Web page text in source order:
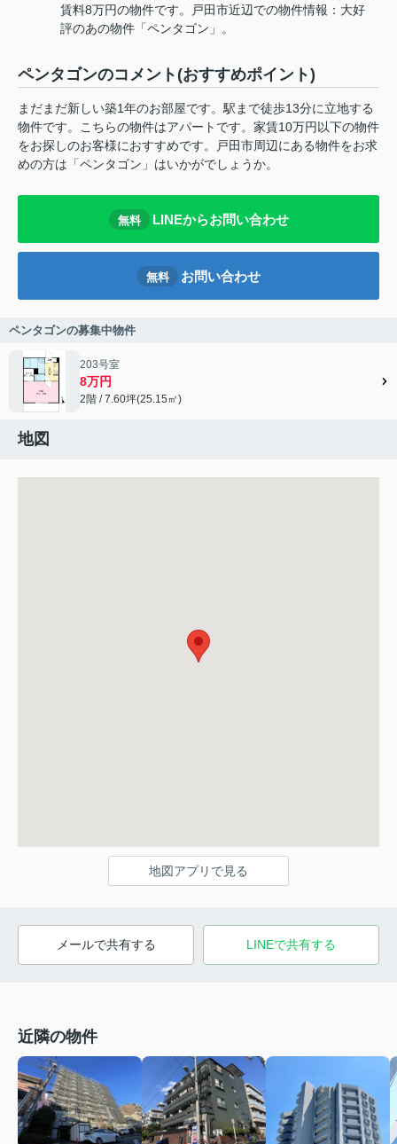
賃料8万円の物件です。戸田市近辺での物件情報：大好
評のあの物件「ペンタゴン」。
ペンタゴンのコメント(おすすめポイント)
まだまだ新しい築1年のお部屋です。駅まで徒歩13分に立地する
物件です。こちらの物件はアパートです。家賃10万円以下の物件
をお探しのお客様におすすめです。戸田市周辺にある物件をお求
めの方は「ペンタゴン」はいかがでしょうか。
無料 LINEからお問い合わせ
無料 お問い合わせ
ペンタゴンの募集中物件
203号室
8万円
2階 / 7.60坪(25.15㎡)
地図
地図アプリで見る
メールで共有する LINEで共有する
近隣の物件